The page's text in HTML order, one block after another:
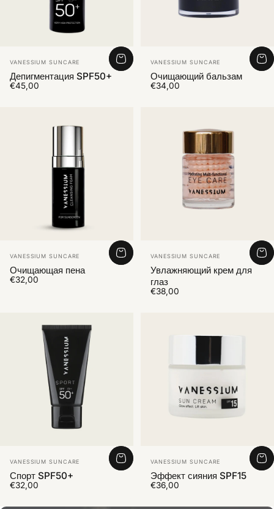
Vendor:
VANESSIUM SUNCARE
Депигментация SPF50+
€45,00
Vendor:
VANESSIUM SUNCARE
Очищающий бальзам
€34,00
Vendor:
VANESSIUM SUNCARE
Очищающая пена
€32,00
Vendor:
VANESSIUM SUNCARE
Увлажняющий крем для
глаз
€38,00
Vendor:
VANESSIUM SUNCARE
Спорт SPF50+
€32,00
Vendor:
VANESSIUM SUNCARE
Эффект сияния SPF15
€36,00